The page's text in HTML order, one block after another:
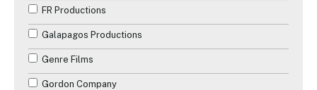
FR Productions
Galapagos Productions
Genre Films
Gordon Company